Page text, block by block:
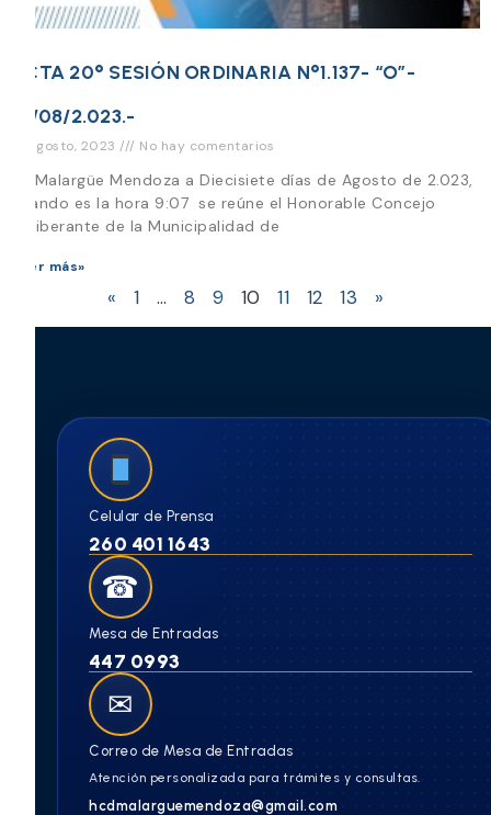
ACTA 20° SESIÓN ORDINARIA N°1.137- “O”-
17/08/2.023.-
31 agosto, 2023 No hay comentarios
En Malargüe Mendoza a Diecisiete días de Agosto de 2.023,
cuando es la hora 9:07 se reúne el Honorable Concejo
Deliberante de la Municipalidad de
Leer más»
« 1 … 8 9 10 11 12 13 »
Celular de Prensa
260 401 1643
☎
Mesa de Entradas
447 0993
✉
Correo de Mesa de Entradas
Atención personalizada para trámites y consultas.
hcdmalarguemendoza@gmail.com